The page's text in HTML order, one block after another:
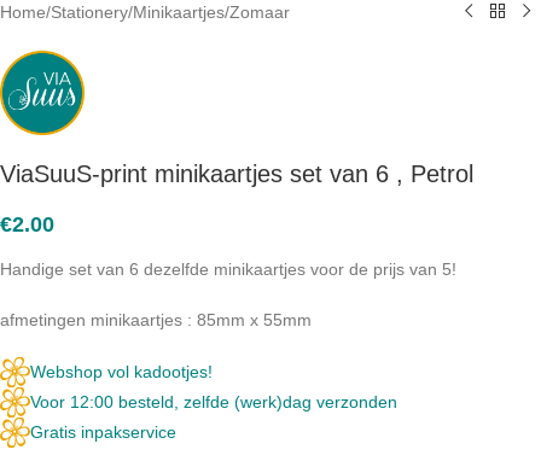
Home/Stationery/Minikaartjes/Zomaar
ViaSuuS-print minikaartjes set van 6 , Petrol
€2.00
Handige set van 6 dezelfde minikaartjes voor de prijs van 5!
afmetingen minikaartjes : 85mm x 55mm
Webshop vol kadootjes!
Voor 12:00 besteld, zelfde (werk)dag verzonden
Gratis inpakservice